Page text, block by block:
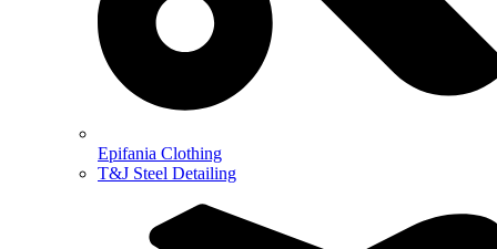
Epifania Clothing
T&J Steel Detailing